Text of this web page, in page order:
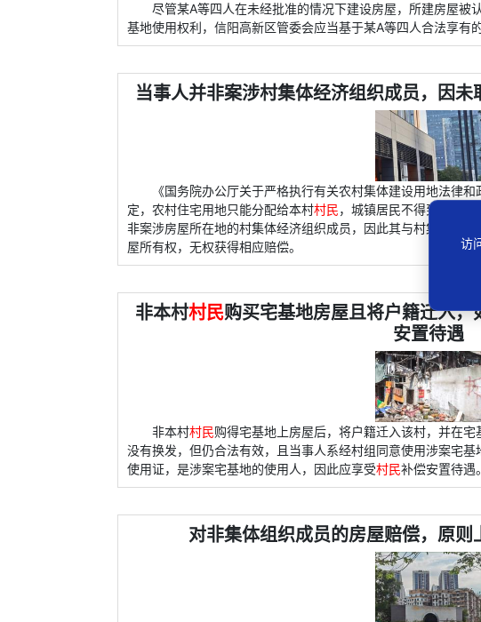
尽管某A等四人在未经批准的情况下建设房屋，所建房屋被
基地使用权利，信阳高新区管委会应当基于某A等四人合法享有
当事人并非案涉村集体经济组织成员，因
《国务院办公厅关于严格执行有关农村集体建设用地法律
定，农村住宅用地只能分配给本村村民，城镇居民不得到农村购
非案涉房屋所在地的村集体经济组织成员，因此其与村集体经济
屋所有权，无权获得相应赔偿。
非本村村民购买宅基地房屋且将户籍迁入
安置待遇
非本村村民购得宅基地上房屋后，将户籍迁入该村，并在
没有换发，但仍合法有效，且当事人系经村组同意使用涉案宅
使用证，是涉案宅基地的使用人，因此应享受村民补偿安置待遇。
对非集体组织成员的房屋赔偿，原
访